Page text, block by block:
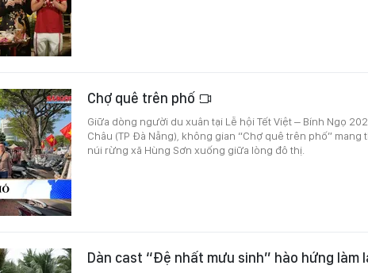
Chợ quê trên phố
Giữa dòng người du xuân tại Lễ hội Tết Việt – Bính Ngọ
Châu (TP Đà Nẵng), không gian “Chợ quê trên phố”
núi rừng xã Hùng Sơn xuống giữa lòng đô thị.
Dàn cast “Đệ nhất mưu sinh” hào hứng làm